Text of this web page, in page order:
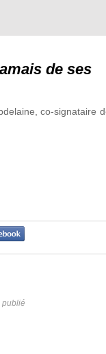
de ses
co-signataire
publié